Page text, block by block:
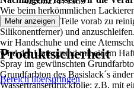
Wie beim herkömmlichen
beschichtenden Teile vorab zu
Silikonentferner) und
wir Handschuhe und eine
wird der Untergrund mit einem
Spray im gewünschten
Grundfarbton des Basislack´s
Wassertranserdruckfolie: z.B. mit
Mehr anzeigen
Produktsicherheit
Bereich überspringen